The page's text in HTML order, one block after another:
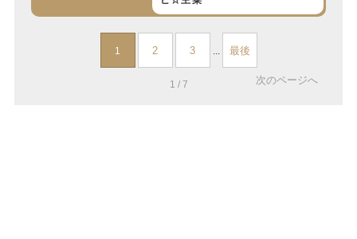
1 2 3 ... 最後
1 / 7 次のページへ